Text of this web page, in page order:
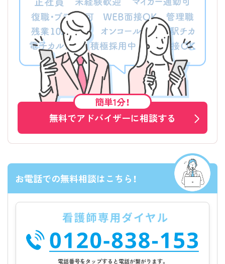
簡単1分！
無料でアドバイザーに相談する
お電話での無料相談はこちら！
電話番号をタップすると電話が繋がります。